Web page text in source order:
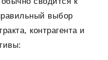
выбор
контрагента и